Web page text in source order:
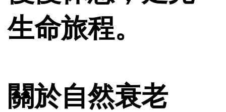
生命旅程。
關於自然衰老